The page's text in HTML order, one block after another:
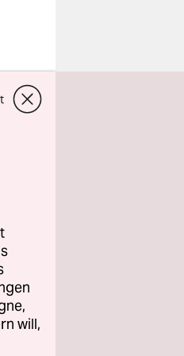
will,